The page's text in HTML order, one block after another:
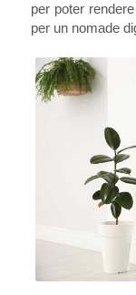
mesi di bassa
per poter
per un nomade